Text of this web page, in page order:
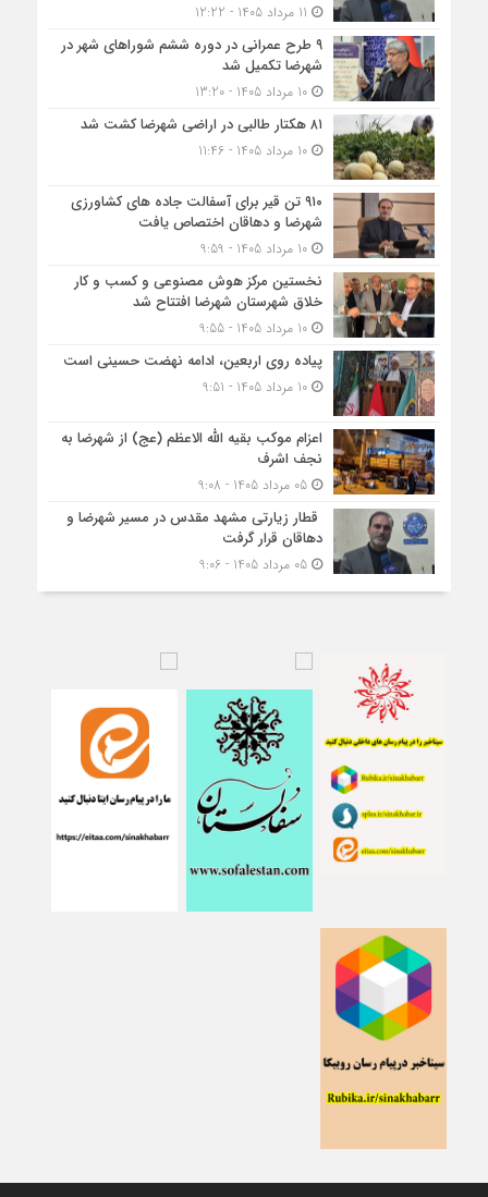
۹ طرح عمرانی در دوره ششم شوراهای شهر در
شهرضا تکمیل شد
10 مرداد 1405 - 13:20
۸۱ هکتار طالبی در اراضی شهرضا کشت شد
10 مرداد 1405 - 11:46
۹۱۰ تن قیر برای آسفالت جاده های کشاورزی
شهرضا و دهاقان اختصاص یافت
10 مرداد 1405 - 9:59
نخستین مرکز هوش مصنوعی و کسب‌ و کار
خلاق شهرستان شهرضا افتتاح شد
10 مرداد 1405 - 9:55
پیاده روی اربعین، ادامه نهضت حسینی است
10 مرداد 1405 - 9:51
اعزام موکب بقیه الله الاعظم (عج) از شهرضا به
نجف اشرف
05 مرداد 1405 - 9:08
قطار زیارتی مشهد مقدس در مسیر شهرضا و
دهاقان قرار گرفت
05 مرداد 1405 - 9:06